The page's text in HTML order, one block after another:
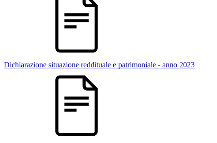
Dichiarazione situazione reddituale e patrimoniale - anno 2023